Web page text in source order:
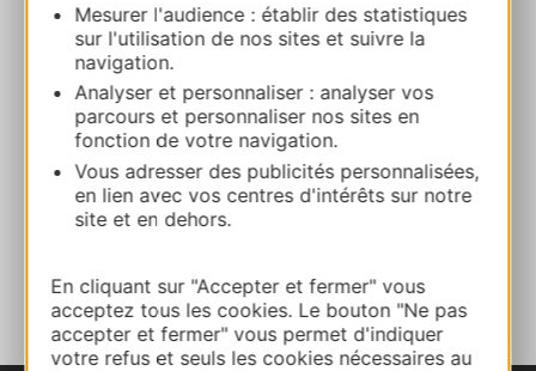
Mesurer l'audience : établir des statistiques
sur l'utilisation de nos sites et suivre la
navigation.
Analyser et personnaliser : analyser vos
parcours et personnaliser nos sites en
fonction de votre navigation.
Vous adresser des publicités personnalisées,
en lien avec vos centres d'intérêts sur notre
site et en dehors.
En cliquant sur "Accepter et fermer" vous
acceptez tous les cookies. Le bouton "Ne pas
accepter et fermer" vous permet d'indiquer
votre refus et seuls les cookies nécessaires au
04 67 09 91 63
E-mail
Facebook